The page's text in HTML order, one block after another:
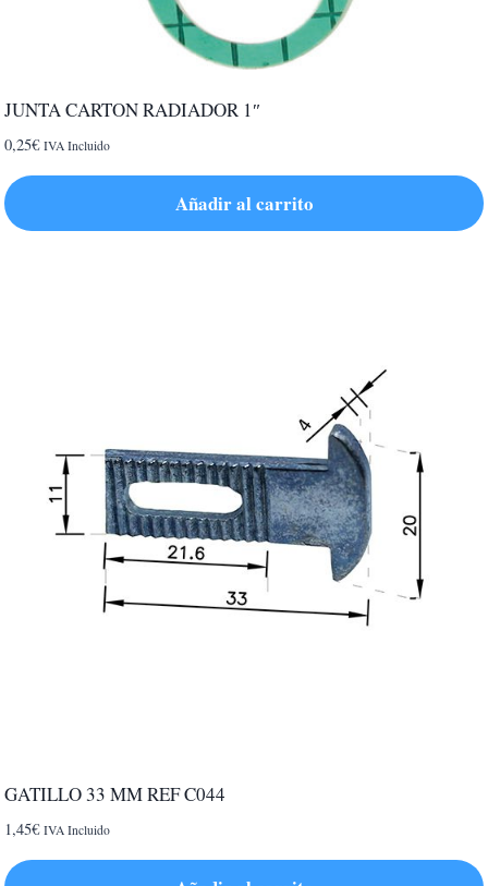
JUNTA CARTON RADIADOR 1″
0,25€ IVA Incluido
Añadir al carrito
GATILLO 33 MM REF C044
1,45€ IVA Incluido